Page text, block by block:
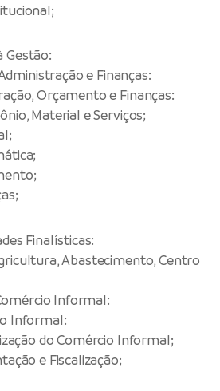
Gestão:
e Finanças:
Orçamento e Finanças:
Material e Serviços;
Finalísticas:
Abastecimento, Centro
Informal:
Informal:
do Comércio Informal;
e Fiscalização;